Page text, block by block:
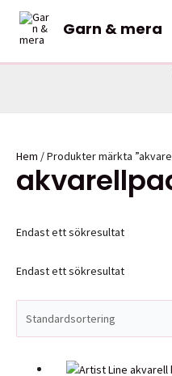
Hoppa
innehåll
Garn & mera
Hem / Produkter märkta
Endast ett sökresultat
Endast ett sökresultat